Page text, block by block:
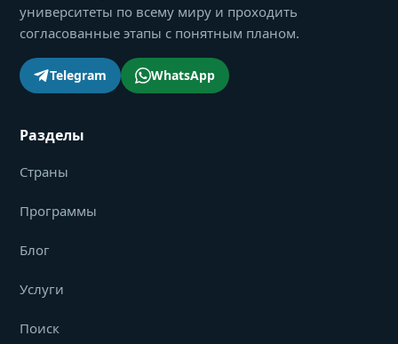
университеты по всему миру и проходить
согласованные этапы с понятным планом.
Telegram WhatsApp
Разделы
Страны
Программы
Блог
Услуги
Поиск